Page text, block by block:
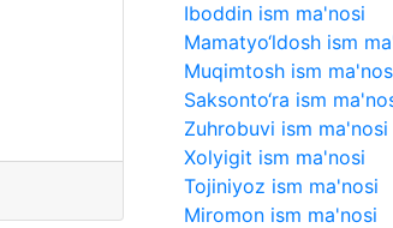
Iboddin ism ma'nosi
Mamatyo‘ldosh ism
Muqimtosh ism
Saksonto‘ra ism
Zuhrobuvi ism ma'nosi
Xolyigit ism ma'nosi
Tojiniyoz ism ma'nosi
Miromon ism ma'nosi